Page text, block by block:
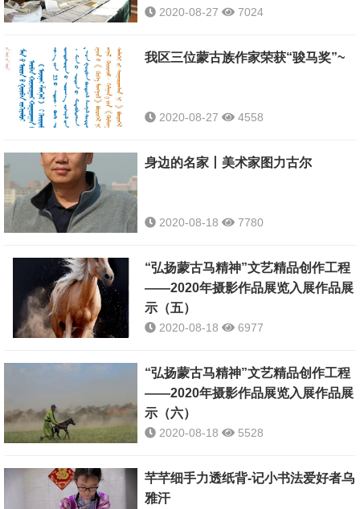
2020-08-27 7024
我区三位蒙古族作家荣获“骏马奖”~
2020-08-27 4558
身边的名家丨美术家图力古尔
2020-08-18 7780
“弘扬蒙古马精神”文艺精品创作工程
——2020年摄影作品展览入展作品展
示（五）
2020-08-18 6977
“弘扬蒙古马精神”文艺精品创作工程
——2020年摄影作品展览入展作品展
示（六）
2020-08-18 5528
芊芊细手力透纸背-记小书法爱好者乌
雅汗